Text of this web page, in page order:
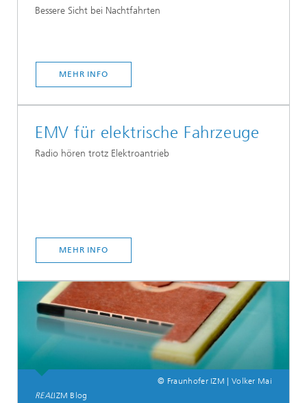
Bessere Sicht bei Nachtfahrten
MEHR INFO
EMV für elektrische Fahrzeuge
Radio hören trotz Elektroantrieb
MEHR INFO
© Fraunhofer IZM | Volker Mai
REALIZM Blog